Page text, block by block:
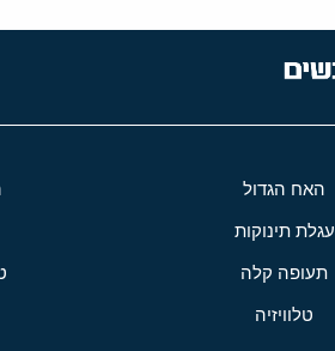
האח הגדול
עגלת תינוקות
תעופה קלה
טלוויזיה